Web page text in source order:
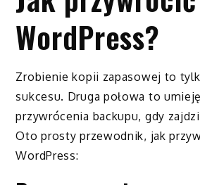
WordPress?
Zrobienie kopii zapasowej to
sukcesu. Druga połowa to
przywrócenia backupu, gdy
Oto prosty przewodnik, jak
WordPress: